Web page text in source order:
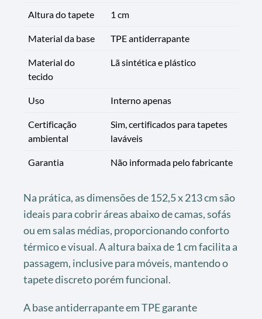
Altura do tapete 1 cm
Material da base TPE antiderrapante
Material do
tecido
Lã sintética e plástico
Uso Interno apenas
Certificação
ambiental
Sim, certificados para tapetes
laváveis
Garantia Não informada pelo fabricante
Na prática, as dimensões de 152,5 x 213 cm são
ideais para cobrir áreas abaixo de camas, sofás
ou em salas médias, proporcionando conforto
térmico e visual. A altura baixa de 1 cm facilita a
passagem, inclusive para móveis, mantendo o
tapete discreto porém funcional.
A base antiderrapante em TPE garante